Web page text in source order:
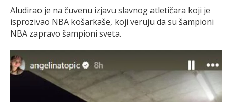
Aludirao je na čuvenu izjavu slavnog atletičara koji je
isprozivao NBA košarkaše, koji veruju da su šampioni
NBA zapravo šampioni sveta.